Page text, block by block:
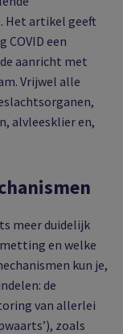
Het artikel geeft
een
aanricht met
Vrijwel alle
alvleesklier en,
meer duidelijk
en welke
kun je,
de
van allerlei
zoals